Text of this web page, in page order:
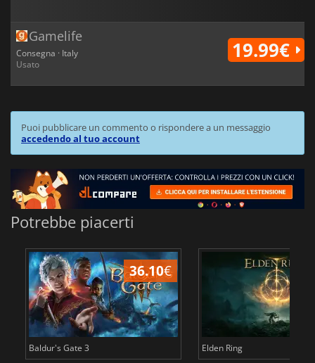
Gamelife
Consegna · Italy
Usato
19.99€
Puoi pubblicare un commento o rispondere a un messaggio
accedendo al tuo account
Potrebbe piacerti
36.10€
Baldur's Gate 3 Elden Ring